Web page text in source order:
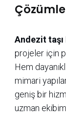
Andezit
projeler için
Hem
mimari
geniş bir
uzman